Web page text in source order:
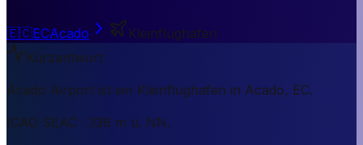
🇪🇨ECAcado
Kleinflughafen
Kurzantwort
Acado Airport ist ein Kleinflughafen in Acado, EC.
ICAO SEAC · 336 m ü. NN.